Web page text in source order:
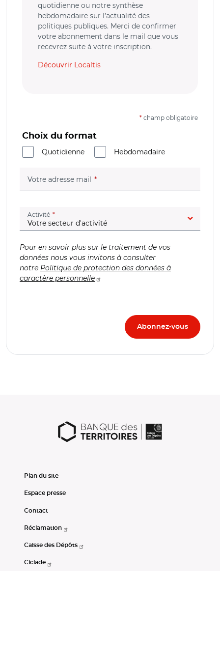
quotidienne ou notre synthèse
hebdomadaire sur l’actualité des
politiques publiques. Merci de confirmer
votre abonnement dans le mail que vous
recevrez suite à votre inscription.
Découvrir Localtis
* champ obligatoire
Choix du format
Quotidienne
Hebdomadaire
Votre adresse mail (champ obligatoire)
Activité (champ obligatoire)
Pour en savoir plus sur le traitement de vos
données nous vous invitons à consulter
notre Politique de protection des données à
caractère personnelle
Plan du site
Espace presse
Contact
Réclamation
Caisse des Dépôts
Ciclade